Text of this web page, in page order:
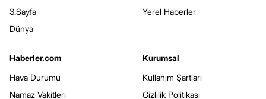
3.Sayfa
Dünya
Yerel Haberler
Haberler.com
Hava Durumu
Namaz Vakitleri
Kurumsal
Kullanım Şartları
Gizlilik Politikası